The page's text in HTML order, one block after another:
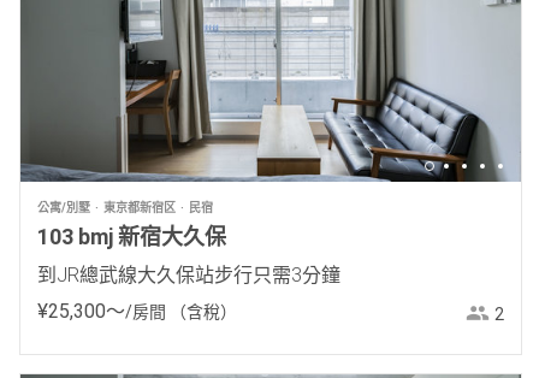
公寓/別墅 東京都新宿区 民宿
103 bmj 新宿大久保
到JR總武線大久保站步行只需3分鐘
¥25,300〜/房間 （含稅） 2